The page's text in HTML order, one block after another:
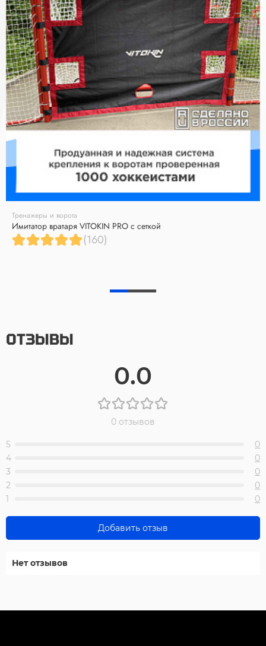
Тренажеры и ворота
Имитатор вратаря VITOKIN PRO с сеткой
(160)
ОТЗЫВЫ
0.0
0 отзывов
5
0
4
0
3
0
2
0
1
0
Добавить отзыв
Нет отзывов